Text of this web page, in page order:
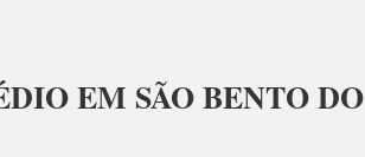
EM SÃO BENTO DO